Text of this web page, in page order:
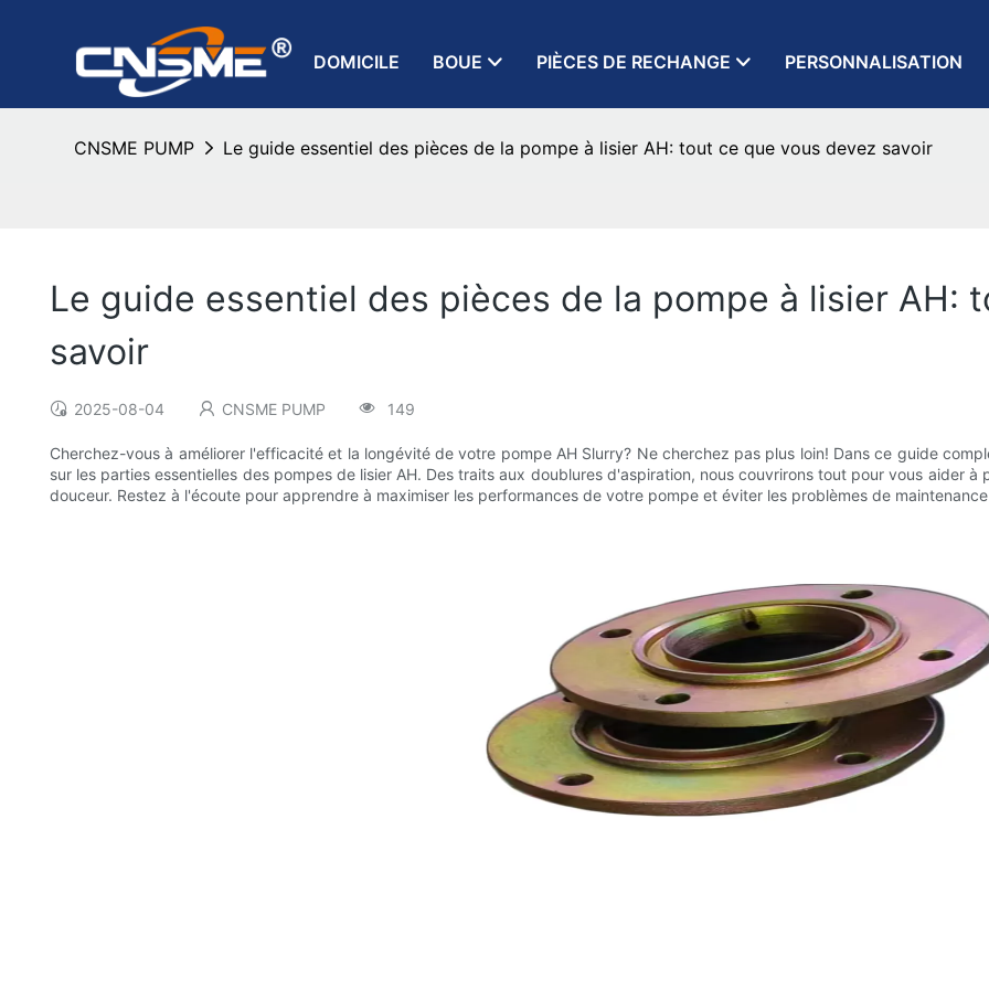
DOMICILE BOUE PIÈCES DE RECHANGE PERSONNALISATION
CNSME PUMP Le guide essentiel des pièces de la pompe à lisier AH: tout ce que vous devez savoir
Le guide essentiel des pièces de la pompe à lisier AH:
savoir
2025-08-04 CNSME PUMP 149
Cherchez-vous à améliorer l'efficacité et la longévité de votre pompe AH Slurry? Ne cherchez pas plus loin! Dans ce guide
sur les parties essentielles des pompes de lisier AH. Des traits aux doublures d'aspiration, nous couvrirons tout pour vous aider
douceur. Restez à l'écoute pour apprendre à maximiser les performances de votre pompe et éviter les problèmes de